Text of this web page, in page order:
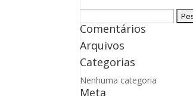
por:
Comentários
Arquivos
Categorias
Nenhuma categoria
Meta